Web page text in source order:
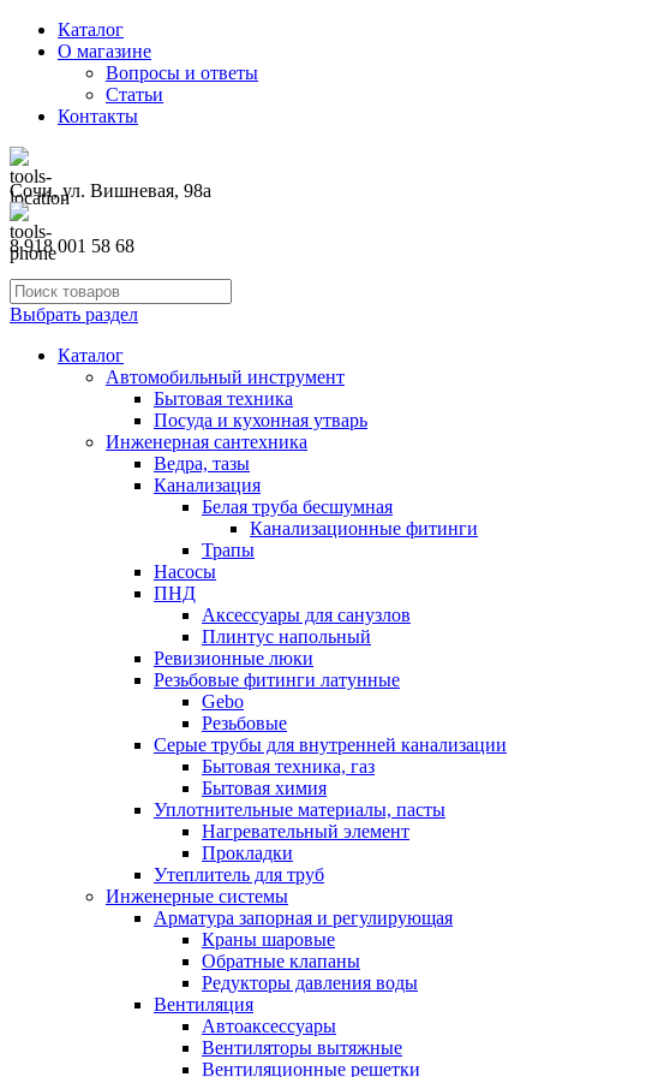
Каталог
О магазине
Вопросы и ответы
Статьи
Контакты
Сочи, ул. Вишневая, 98а
8 918 001 58 68
Выбрать раздел
Каталог
Автомобильный инструмент
Бытовая техника
Посуда и кухонная утварь
Инженерная сантехника
Ведра, тазы
Канализация
Белая труба бесшумная
Канализационные фитинги
Трапы
Насосы
ПНД
Аксессуары для санузлов
Плинтус напольный
Ревизионные люки
Резьбовые фитинги латунные
Gebo
Резьбовые
Серые трубы для внутренней канализации
Бытовая техника, газ
Бытовая химия
Уплотнительные материалы, пасты
Нагревательный элемент
Прокладки
Утеплитель для труб
Инженерные системы
Арматура запорная и регулирующая
Краны шаровые
Обратные клапаны
Редукторы давления воды
Вентиляция
Автоаксессуары
Вентиляторы вытяжные
Вентиляционные решетки